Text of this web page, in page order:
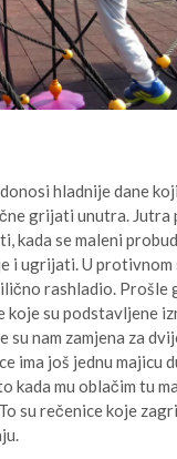
donosi hladnije dane
grijati unutra. Jutra
kada se maleni
i ugrijati. U protivnom
rashladio. Prošle
koje su podstavljene
su nam zamjena za
ima još jednu majicu
kada mu oblačim tu
su rečenice koje